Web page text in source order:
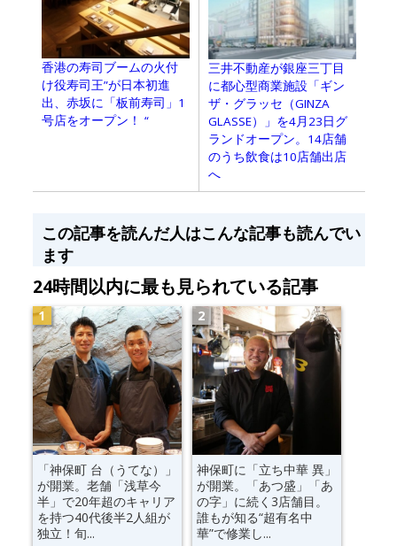
香港の寿司ブームの火付
け役寿司王”が日本初進
出、赤坂に「板前寿司」1
号店をオープン！ “
三井不動産が銀座三丁目
に都心型商業施設「ギン
ザ・グラッセ（GINZA
GLASSE）」を4月23日グ
ランドオープン。14店舗
のうち飲食は10店舗出店
へ
この記事を読んだ人はこんな記事も読んでい
ます
24時間以内に最も見られている記事
「神保町 台（うてな）」
が開業。老舗「浅草今
半」で20年超のキャリア
を持つ40代後半2人組が
独立！旬...
神保町に「立ち中華 異」
が開業。「あつ盛」「あ
の字」に続く3店舗目。
誰もが知る“超有名中
華”で修業し...